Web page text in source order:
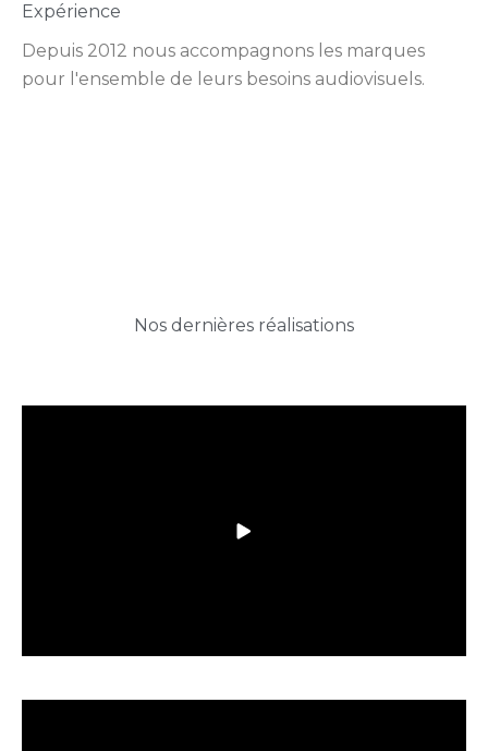
Expérience
Depuis 2012 nous accompagnons les marques
pour l'ensemble de leurs besoins audiovisuels.
Nos dernières réalisations